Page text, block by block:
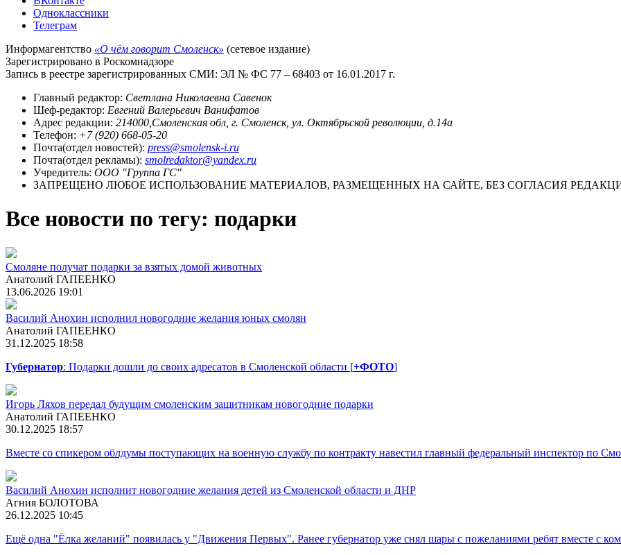
Одноклассники
Телеграм
Информагентство «О чём говорит Смоленск» (сетевое издание)
Зарегистрировано в Роскомнадзоре
Запись в реестре зарегистрированных СМИ: ЭЛ № ФС 77 – 68403 от 16.01.2017 г.
Главный редактор: Светлана Николаевна Савенок
Шеф-редактор: Евгений Валерьевич Ванифатов
Адрес редакции: 214000,Смоленская обл, г. Смоленск, ул. Октябрьской революции, д.14а
Телефон: +7 (920) 668-05-20
Почта(отдел новостей): press@smolensk-i.ru
Почта(отдел рекламы): smolredaktor@yandex.ru
Учредитель: ООО "Группа ГС"
ЗАПРЕЩЕНО ЛЮБОЕ ИСПОЛЬЗОВАНИЕ МАТЕРИАЛОВ, РАЗМЕЩЕННЫХ НА САЙТЕ, БЕЗ СОГЛАСИЯ
Все новости по тегу: подарки
Смоляне получат подарки за взятых домой животных
Анатолий ГАПЕЕНКО
13.06.2026 19:01
Василий Анохин исполнил новогодние желания юных смолян
Анатолий ГАПЕЕНКО
31.12.2025 18:58
Губернатор: Подарки дошли до своих адресатов в Смоленской области [+ФОТО]
Игорь Ляхов передал будущим смоленским защитникам новогодние подарки
Анатолий ГАПЕЕНКО
30.12.2025 18:57
Вместе со спикером облдумы поступающих на военную службу по контракту навестил главный федеральный инспектор по
Василий Анохин исполнит новогодние желания детей из Смоленской области и ДНР
Агния БОЛОТОВА
26.12.2025 10:45
Ещё одна "Ёлка желаний" появилась у "Движения Первых". Ранее губернатор уже снял шары с пожеланиями ребят вместе с